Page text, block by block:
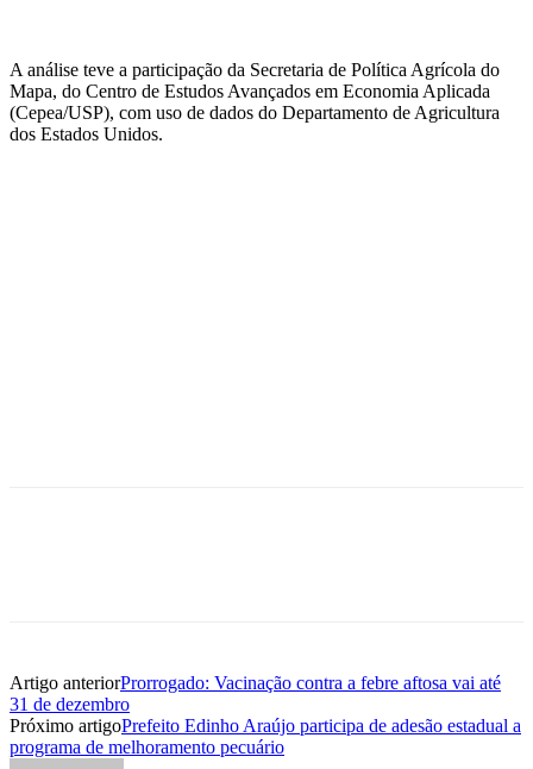
A análise teve a participação da Secretaria de Política Agrícola do
Mapa, do Centro de Estudos Avançados em Economia Aplicada
(Cepea/USP), com uso de dados do Departamento de Agricultura
dos Estados Unidos.
Artigo anteriorProrrogado: Vacinação contra a febre aftosa vai até
31 de dezembro
Próximo artigoPrefeito Edinho Araújo participa de adesão estadual a
programa de melhoramento pecuário